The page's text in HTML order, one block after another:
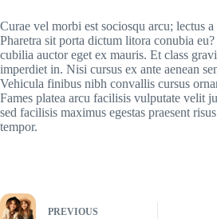
Curae vel morbi est sociosqu arcu; lectus
Pharetra sit porta dictum litora conubia
cubilia auctor eget ex mauris. Et class
imperdiet in. Nisi cursus ex ante aenean
Vehicula finibus nibh convallis cursus
Fames platea arcu facilisis vulputate velit
sed facilisis maximus egestas praesent
tempor.
PREVIOUS